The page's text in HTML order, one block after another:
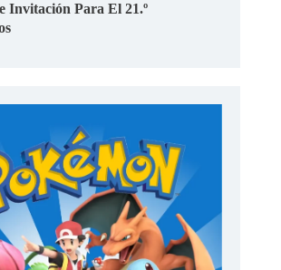
Invitación Para El 21.º